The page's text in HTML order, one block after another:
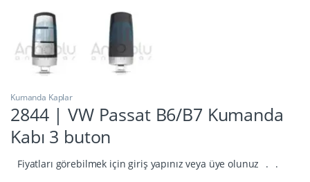
Kumanda Kaplar
2844 | VW Passat B6/B7 Kumanda
Kabı 3 buton
Fiyatları görebilmek için giriş yapınız veya üye olunuz . .